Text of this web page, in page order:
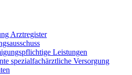
Arztregister
Leistungen
spezialfachärztliche Versorgung